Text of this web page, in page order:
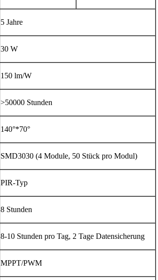
5 Jahre
30 W
150 lm/W
>50000 Stunden
140°*70°
SMD3030 (4 Module, 50 Stück pro Modul)
PIR-Typ
8 Stunden
8-10 Stunden pro Tag, 2 Tage Datensicherung
MPPT/PWM